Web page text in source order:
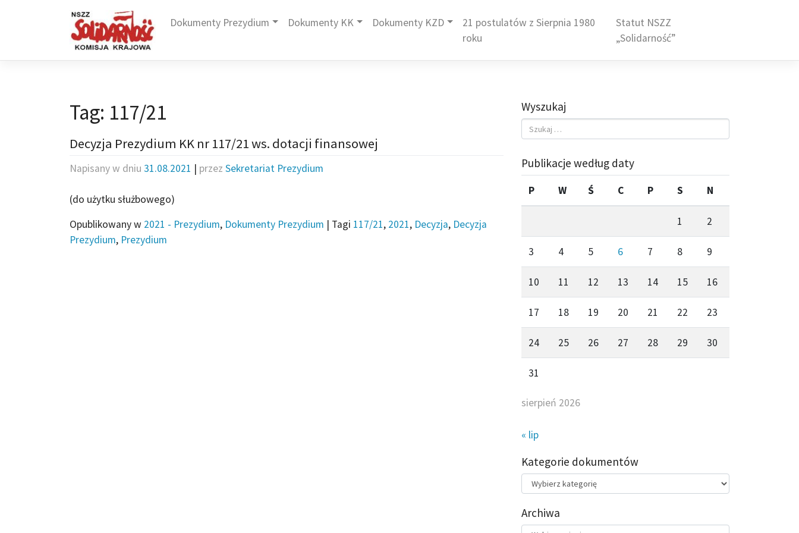
Dokumenty Prezydium Dokumenty KK Dokumenty KZD
21 postulatów z Sierpnia 1980
roku
Statut NSZZ
„Solidarność”
Tag: 117/21
Decyzja Prezydium KK nr 117/21 ws. dotacji finansowej
Napisany w dniu 31.08.2021 | przez Sekretariat Prezydium
(do użytku służbowego)
Opublikowany w 2021 - Prezydium, Dokumenty Prezydium | Tagi 117/21, 2021, Decyzja, Decyzja
Prezydium, Prezydium
Wyszukaj
Publikacje według daty
sierpień 2026
P W Ś C P S N
1 2
3 4 5 6 7 8 9
10 11 12 13 14 15 16
17 18 19 20 21 22 23
24 25 26 27 28 29 30
31
« lip
Kategorie dokumentów
Kategorie
dokumentów
Archiwa
Archiwa